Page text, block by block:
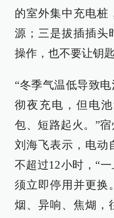
的室外集中充电桩
源；三是拔插插头
操作，也不要让钥
“冬季气温低导致
彻夜充电，但电
包、短路起火。”
刘海飞表示，电动
不超过12小时，“
须立即停用并更换
烟、异响、焦煳，